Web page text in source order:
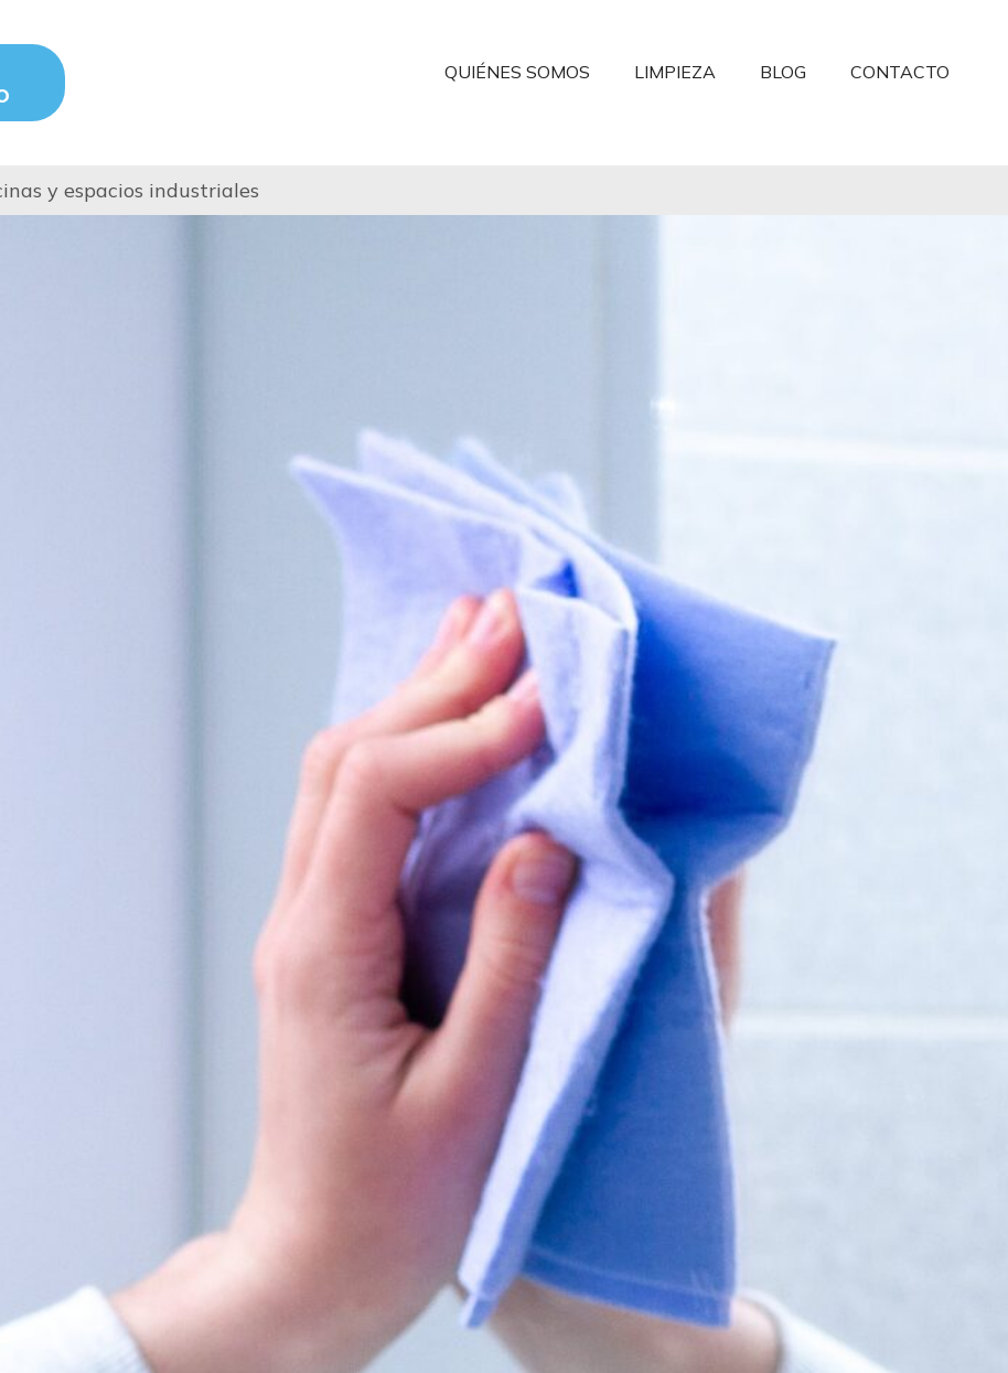
QUIÉNES SOMOS LIMPIEZA BLOG CONTACTO
y espacios industriales